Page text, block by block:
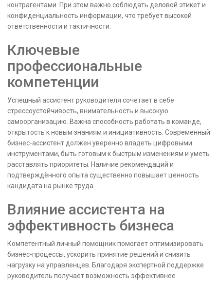
контрагентами. При этом важно соблюдать деловой этикет и
конфиденциальность информации, что требует высокой
ответственности и тактичности.
Ключевые
профессиональные
компетенции
Успешный ассистент руководителя сочетает в себе
стрессоустойчивость, внимательность и высокую
самоорганизацию. Важна способность работать в команде,
открытость к новым знаниям и инициативность. Современный
бизнес-ассистент должен уверенно владеть цифровыми
инструментами, быть готовым к быстрым изменениям и уметь
расставлять приоритеты. Наличие рекомендаций и
подтверждённого опыта существенно повышает ценность
кандидата на рынке труда.
Влияние ассистента на
эффективность бизнеса
Компетентный личный помощник помогает оптимизировать
бизнес-процессы, ускорить принятие решений и снизить
нагрузку на управленцев. Благодаря экспертной поддержке
руководитель получает возможность эффективнее